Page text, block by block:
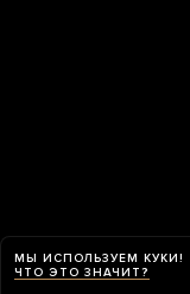
МЫ ИСПОЛЬЗУЕМ КУКИ!
ЧТО ЭТО ЗНАЧИТ?